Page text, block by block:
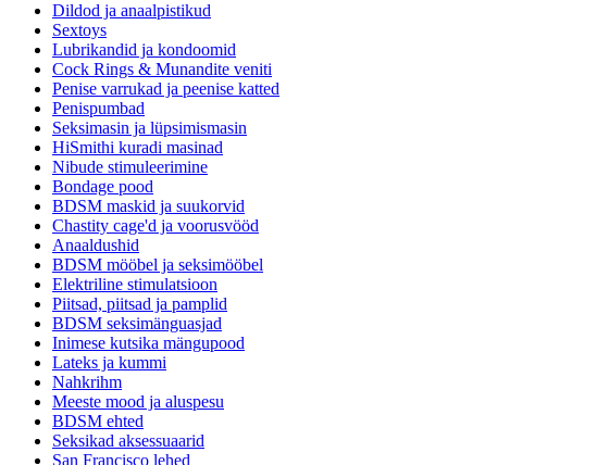
Dildod ja anaalpistikud
Sextoys
Lubrikandid ja kondoomid
Cock Rings & Munandite veniti
Penise varrukad ja peenise katted
Penispumbad
Seksimasin ja lüpsimismasin
HiSmithi kuradi masinad
Nibude stimuleerimine
Bondage pood
BDSM maskid ja suukorvid
Chastity cage'd ja voorusvööd
Anaaldushid
BDSM mööbel ja seksimööbel
Elektriline stimulatsioon
Piitsad, piitsad ja pamplid
BDSM seksimänguasjad
Inimese kutsika mängupood
Lateks ja kummi
Nahkrihm
Meeste mood ja aluspesu
BDSM ehted
Seksikad aksessuaarid
San Francisco lehed